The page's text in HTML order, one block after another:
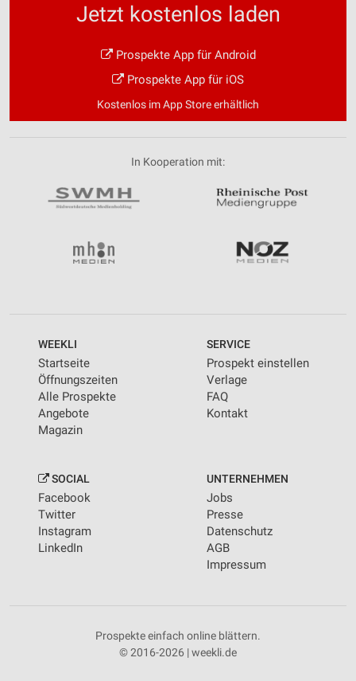
Jetzt kostenlos laden
Prospekte App für Android
Prospekte App für iOS
Kostenlos im App Store erhältlich
In Kooperation mit:
WEEKLI
Startseite
Öffnungszeiten
Alle Prospekte
Angebote
Magazin
SERVICE
Prospekt einstellen
Verlage
FAQ
Kontakt
SOCIAL
Facebook
Twitter
Instagram
LinkedIn
UNTERNEHMEN
Jobs
Presse
Datenschutz
AGB
Impressum
Prospekte einfach online blättern.
© 2016-2026 | weekli.de